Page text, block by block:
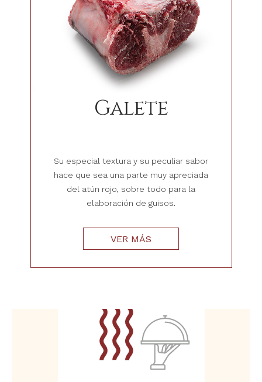
Galete
Su especial textura y su peculiar sabor
hace que sea una parte muy apreciada
del atún rojo, sobre todo para la
elaboración de guisos.
VER MÁS